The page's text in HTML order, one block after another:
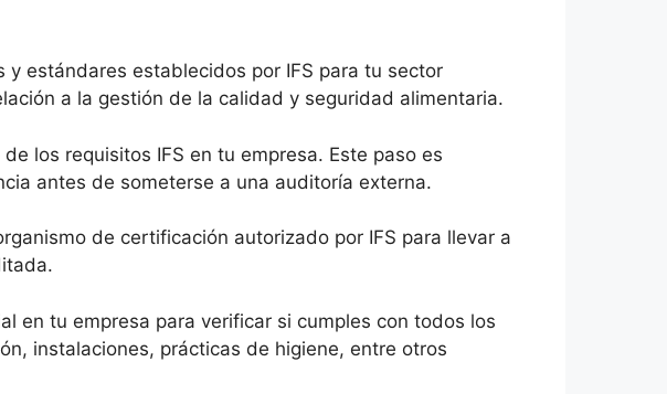
estándares establecidos por IFS para tu sector
a la gestión de la calidad y seguridad alimentaria.
los requisitos IFS en tu empresa. Este paso es
antes de someterse a una auditoría externa.
de certificación autorizado por IFS para llevar a
en tu empresa para verificar si cumples con todos los
instalaciones, prácticas de higiene, entre otros